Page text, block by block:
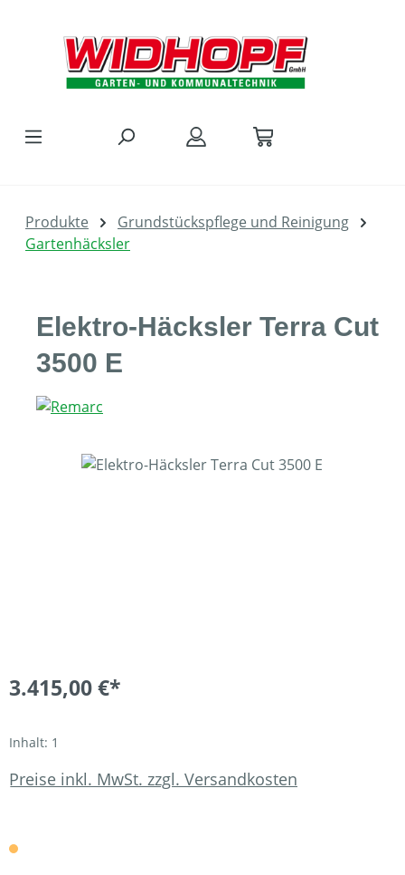
Produkte
Grundstückspflege und Reinigung
Gartenhäcksler
Elektro-Häcksler Terra Cut
3500 E
Bildergalerie überspringen
3.415,00 €*
Inhalt: 1
Preise inkl. MwSt. zzgl. Versandkosten